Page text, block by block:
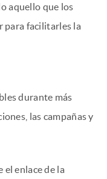
aquello que los
para facilitarles la
durante más
las campañas y
el enlace de la